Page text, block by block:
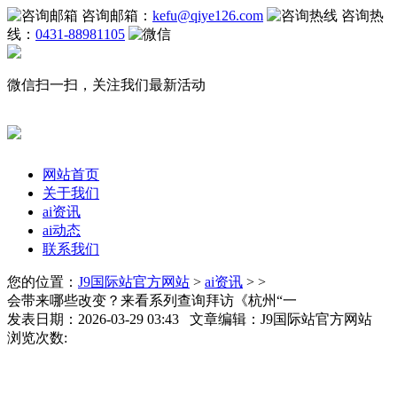
咨询邮箱： kefu@qiye126.com
咨询热
线： 0431-88981105
微信扫一扫，关注我们最新活动
网站首页
关于我们
ai资讯
ai动态
联系我们
您的位置： J9国际站官方网站 > ai资讯 > >
会带来哪些改变？来看系列查询拜访《杭州“一
发表日期：2026-03-29 03:43 文章编辑：J9国际站官方网站
浏览次数: